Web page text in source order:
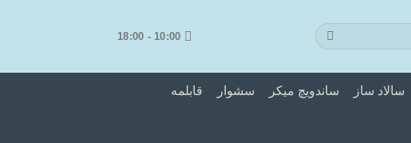
10:00 - 18:00
سالاد ساز ساندویچ میکر سشوار قابلمه